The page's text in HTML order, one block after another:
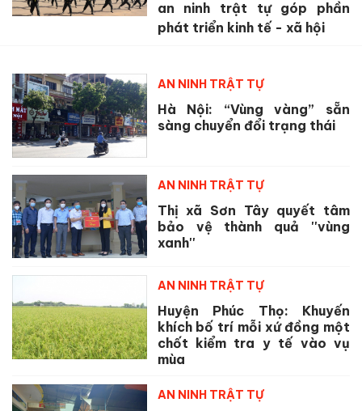
an ninh trật tự góp phần
phát triển kinh tế - xã hội
AN NINH TRẬT TỰ
Hà Nội: “Vùng vàng” sẵn
sàng chuyển đổi trạng thái
AN NINH TRẬT TỰ
Thị xã Sơn Tây quyết tâm
bảo vệ thành quả ''vùng
xanh''
AN NINH TRẬT TỰ
Huyện Phúc Thọ: Khuyến
khích bố trí mỗi xứ đồng một
chốt kiểm tra y tế vào vụ
mùa
AN NINH TRẬT TỰ